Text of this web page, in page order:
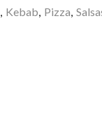
, Kebab, Pizza,